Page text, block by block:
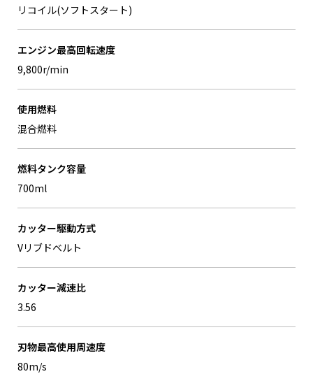
リコイル(ソフトスタート)
エンジン最高回転速度
9,800r/min
使用燃料
混合燃料
燃料タンク容量
700ml
カッター駆動方式
Vリブドベルト
カッター減速比
3.56
刃物最高使用周速度
80m/s